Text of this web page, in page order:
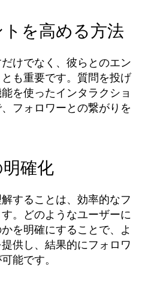
を高める方法
けでなく、彼らとのエン
も重要です。質問を投げ
を使ったインタラクショ
フォロワーとの繋がりを
確化
することは、効率的なフ
。どのようなユーザーに
を明確にすることで、よ
供し、結果的にフォロワ
能です。